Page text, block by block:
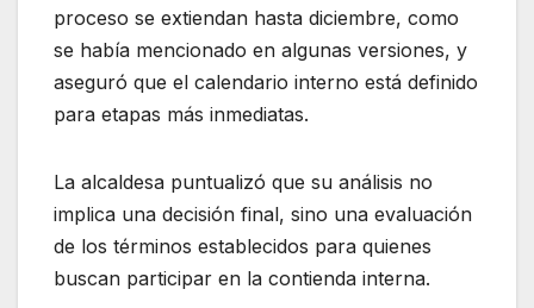
proceso se extiendan hasta diciembre, como
se había mencionado en algunas versiones, y
aseguró que el calendario interno está definido
para etapas más inmediatas.
La alcaldesa puntualizó que su análisis no
implica una decisión final, sino una evaluación
de los términos establecidos para quienes
buscan participar en la contienda interna.